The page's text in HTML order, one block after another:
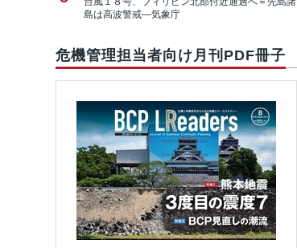
島は高波警戒―気象庁
危機管理担当者向け月刊PDF冊子